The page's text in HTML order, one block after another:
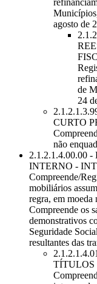
agosto de
de
24
CURTO
não
2.1.2.1.4.00.00
INTERNO -
Compreende/
mobiliários
regra, em
Compreende os
demonstrativos
Seguridade
resultantes das
TÍTULOS